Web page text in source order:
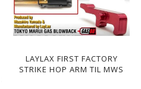
LAYLAX FIRST FACTORY
STRIKE HOP ARM TIL MWS